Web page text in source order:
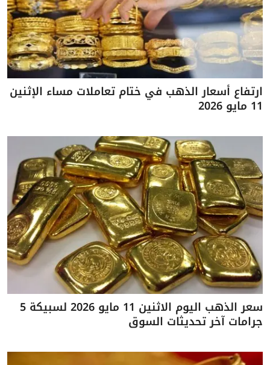
ارتفاع أسعار الذهب في ختام تعاملات مساء الإثنين
11 مايو 2026
سعر الذهب اليوم الاثنين 11 مايو 2026 لسبيكة 5
جرامات آخر تحديثات السوق